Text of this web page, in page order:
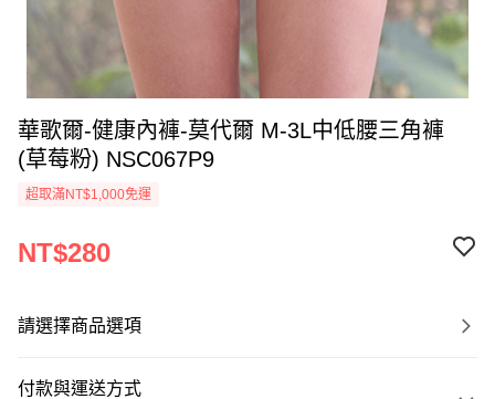
華歌爾-健康內褲-莫代爾 M-3L中低腰三角褲
(草莓粉) NSC067P9
超取滿NT$1,000免運
NT$280
請選擇商品選項
付款與運送方式